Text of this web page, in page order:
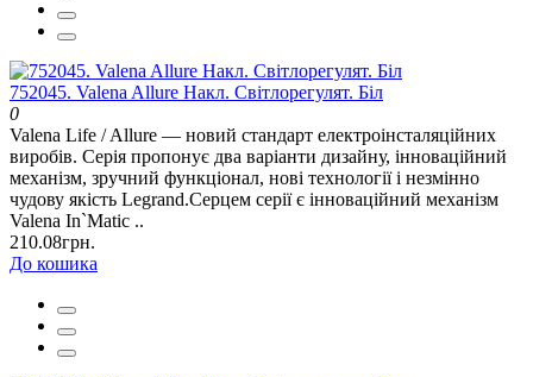
752045. Valena Allure Накл. Світлорегулят. Біл
0
Valena Life / Allure — новий стандарт електроінсталяційних
виробів. Серія пропонує два варіанти дизайну, інноваційний
механізм, зручний функціонал, нові технології і незмінно
чудову якість Legrand.Серцем серії є інноваційний механізм
Valena In`Matic ..
210.08грн.
До кошика